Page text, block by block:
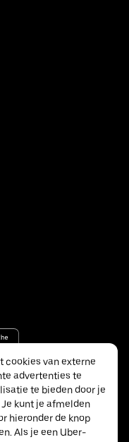
cookies van externe
advertenties te
te bieden door je
kunt je afmelden
hieronder de knop
Als je een Uber-